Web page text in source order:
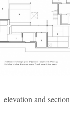
and section